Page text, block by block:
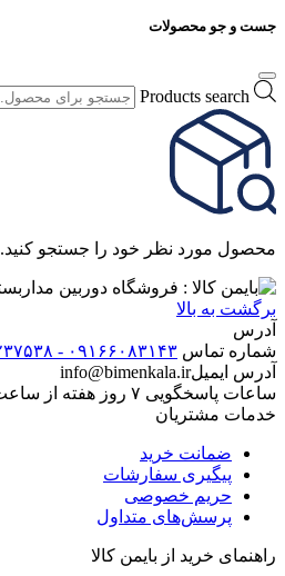
جست و جو محصولات
Products search
محصول مورد نظر خود را جستجو کنید.
برگشت به بالا
آدرس
شماره تماس ۰۹۱۶۶۰۸۳۱۴۳ - ۳۲۲۳۷۵۳۸ - ۰۶۱
آدرس ایمیلinfo@bimenkala.ir
ساعات پاسخگویی ۷ روز هفته از ساعت ۹ الی ۲۱ می باشد.
خدمات مشتریان
ضمانت خرید
پیگیری سفارشات
حریم خصوصی
پرسش‌های متداول
راهنمای خرید از بایمن کالا